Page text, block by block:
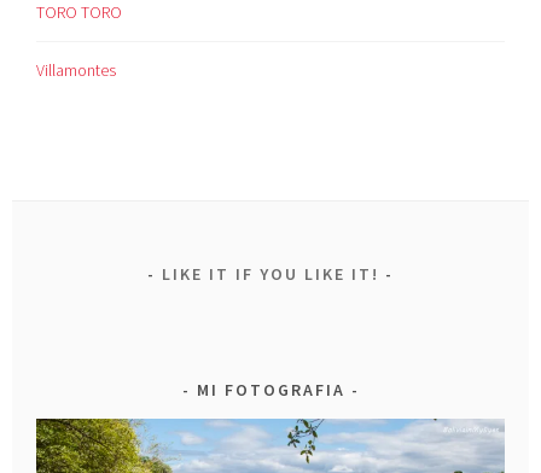
TORO TORO
Villamontes
LIKE IT IF YOU LIKE IT!
MI FOTOGRAFIA